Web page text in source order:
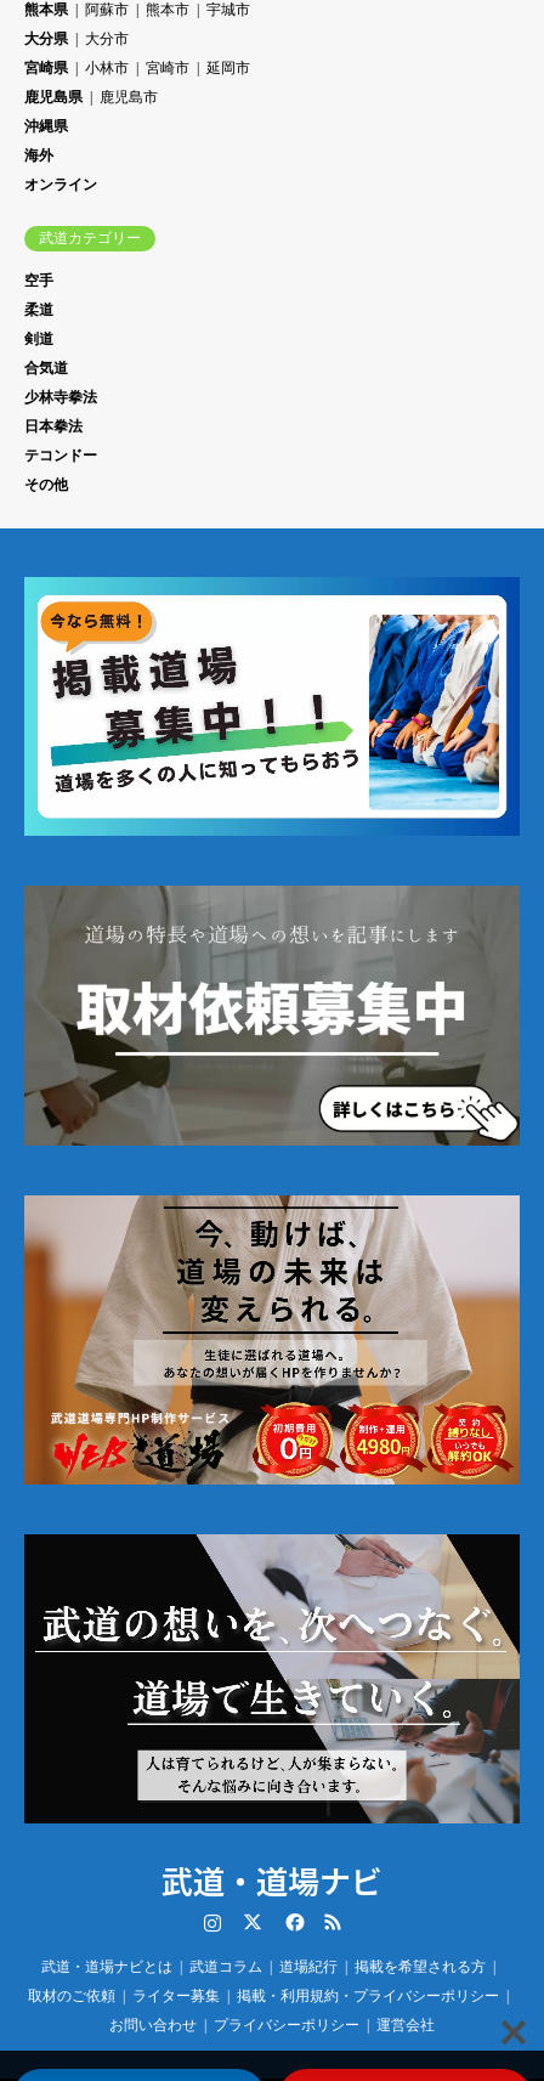
熊本県
阿蘇市 熊本市
宇城市
大分県
大分市
宮崎県
小林市 宮崎市
延岡市
鹿児島県
鹿児島市
沖縄県
海外
オンライン
武道カテゴリー
空手
柔道
剣道
合気道
少林寺拳法
日本拳法
テコンドー
その他
武道・道場ナビ
RSS
武道・道場ナビとは 武道コラム 道場紀行
掲載を希望される方
取材のご依頼
ライター募集
掲載・利用規約・プライバシーポリシー
お問い合わせ
プライバシーポリシー 運営会社